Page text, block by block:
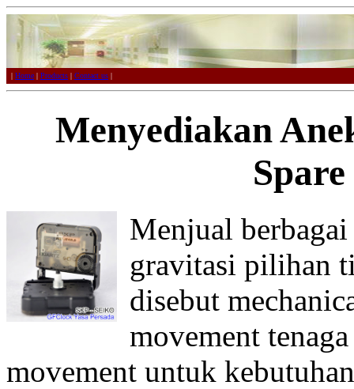
| Home | Products | Contact us |
Menyediakan
Menjual
gravitasi pilihan
disebut
movement
movement untuk